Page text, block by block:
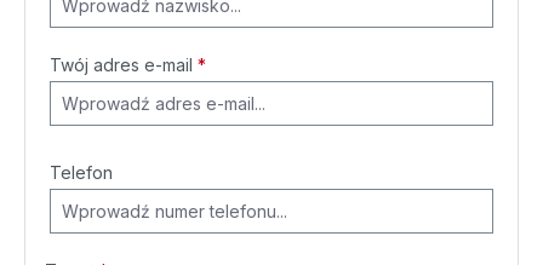
Twój adres e-mail *
Telefon